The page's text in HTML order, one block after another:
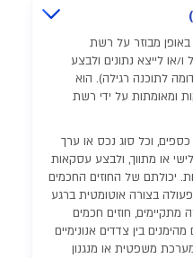
באופן מבוזר על רשת
או לייצא נתונים ולבצע
לתוכנה רגילה). הוא
ומאומתות על ידי רשת
וכל סוג נכס או ערך
או מתווך, ולבצע עסקאות
יכולתם של החוזים החכמים
בצורה אוטומטית ברגע
מתקיימים, חוזים חכמים
בין צדדים אנונימיים
משפטית או מנגנון